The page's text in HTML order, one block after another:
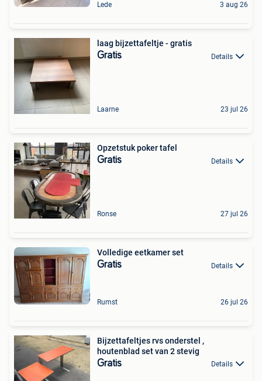
Lede 3 aug 26
laag bijzettafeltje - gratis
Gratis Details
Laarne 23 jul 26
Opzetstuk poker tafel
Gratis Details
Ronse 27 jul 26
Volledige eetkamer set
Gratis Details
Rumst 26 jul 26
Bijzettafeltjes rvs onderstel ,
houtenblad set van 2 stevig
Gratis Details